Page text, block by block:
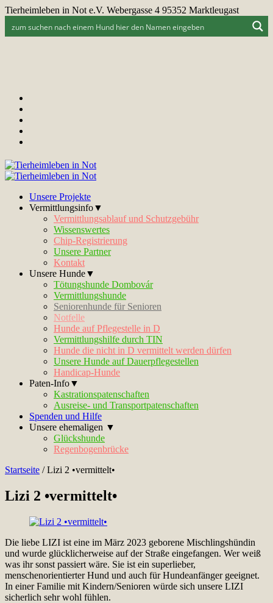
Tierheimleben in Not e.V. Webergasse 4 95352 Marktleugast
Unsere Projekte
Vermittlungsinfo▼
Vermittlungsablauf und Schutzgebühr
Wissenswertes
Chip-Registrierung
Unsere Partner
Kontakt
Unsere Hunde▼
Tötungshunde Dombovár
Vermittlungshunde
Seniorenhunde für Senioren
Notfelle
Hunde auf Pflegestelle in D
Vermittlungshilfe durch TIN
Hunde die nicht in D vermittelt werden dürfen
Unsere Hunde auf Dauerpflegestellen
Handicap-Hunde
Paten-Info▼
Kastrationspatenschaften
Ausreise- und Transportpatenschaften
Spenden und Hilfe
Unsere ehemaligen ▼
Glückshunde
Regenbogenbrücke
Startseite /Lizi 2 •vermittelt•
Lizi 2 •vermittelt•
Die liebe LIZI ist eine im März 2023 geborene Mischlingshündin
und wurde glücklicherweise auf der Straße eingefangen. Wer weiß
was ihr sonst passiert wäre. Sie ist ein superlieber,
menschenorientierter Hund und auch für Hundeanfänger geeignet.
In einer Familie mit Kindern/Senioren würde sich unsere LIZI
sicherlich sehr wohl fühlen.